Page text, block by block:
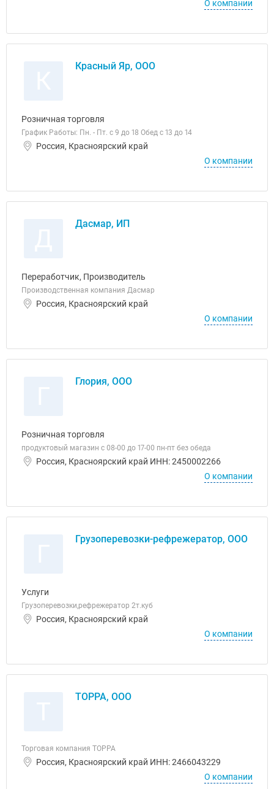
О компании
Красный Яр, ООО
Розничная торговля
График Работы: Пн. - Пт. с 9 до 18 Обед с 13 до 14
Россия, Красноярский край
О компании
Дасмар, ИП
Переработчик, Производитель
Производственная компания Дасмар
Россия, Красноярский край
О компании
Глория, ООО
Розничная торговля
продуктовый магазин с 08-00 до 17-00 пн-пт без обеда
Россия, Красноярский край ИНН: 2450002266
О компании
Грузоперевозки-рефрежератор, ООО
Услуги
Грузоперевозки,рефрежератор 2т.куб
Россия, Красноярский край
О компании
ТОРРА, ООО
Торговая компания ТОРРА
Россия, Красноярский край ИНН: 2466043229
О компании